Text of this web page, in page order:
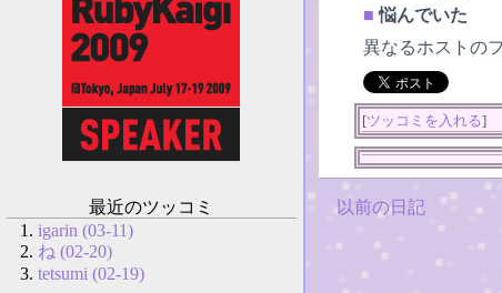
■ 悩んでいた
異なるホストの
[ツッコミを入れる]
以前の日記
最近のツッコミ
igarin (03-11)
ね (02-20)
tetsumi (02-19)